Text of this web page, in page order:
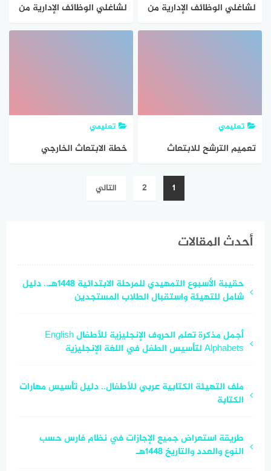
لشاغلي الوظائف الإدارية من
منسوبي وزارة التعليم خطة
لشاغلي الوظائف الإدارية من
منسوبي وزارة التعليم
تعليمي
تعميم الترشح للابتعاث
ات الوظائف التعليمية
محددة
تعليمي
خطة الابتعاث الخارجي
الوظائف التعليمية و
1
2 التالي
أحدث المقالات
حقيبة الأسبوع التمهيدي للمرحلة الابتدائية 1448هـ.. دليل
شامل للتهيئة واستقبال الطلاب المستجدين
أجمل مذكرة تعلم الحروف الإنجليزية للأطفال English
Alphabets لتأسيس الطفل في اللغة الإنجليزية
ملف التهيئة الكتابية عربي للأطفال.. دليل تأسيس مهارات
الكتابة
طريقة استعراض جميع الإجازات في نظام فارس حسب
النوع والعدد والتاريخ 1448هـ